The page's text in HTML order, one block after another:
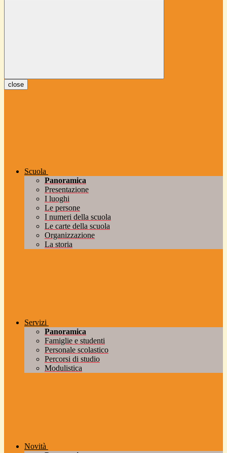
close
Scuola
Panoramica
Presentazione
I luoghi
Le persone
I numeri della scuola
Le carte della scuola
Organizzazione
La storia
Servizi
Panoramica
Famiglie e studenti
Personale scolastico
Percorsi di studio
Modulistica
Novità